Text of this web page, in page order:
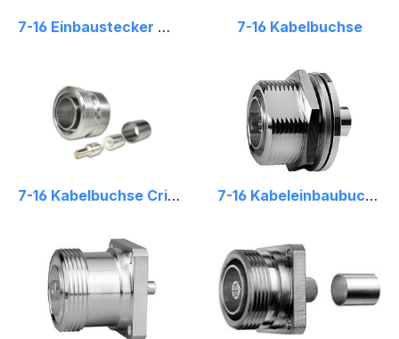
7-16 Einbaustecker mit Flansch 7-16 Kabelbuchse
7-16 Kabelbuchse Crimp 7-16 Kabeleinbaubuchse